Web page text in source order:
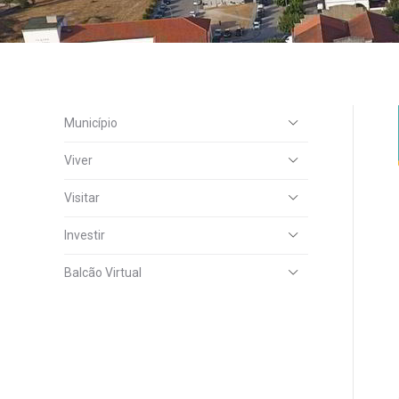
Município
Viver
Visitar
Investir
Balcão Virtual